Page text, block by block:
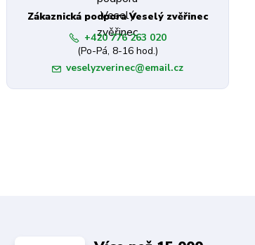
Zákaznická podpora Veselý zvěřinec
+420 776 263 020
(Po-Pá, 8-16 hod.)
veselyzverinec@email.cz